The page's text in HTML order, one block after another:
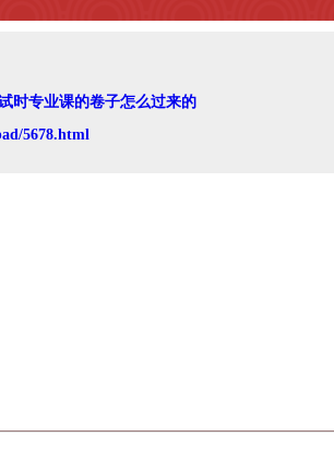
时专业课的卷子怎么过来的
5678.html